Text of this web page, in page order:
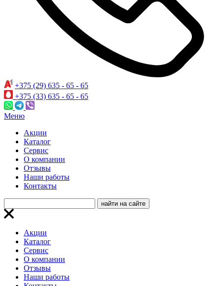
+375 (29) 635 - 65 - 65
+375 (33) 635 - 65 - 65
Меню
Акции
Каталог
Сервис
О компании
Отзывы
Наши работы
Контакты
Акции
Каталог
Сервис
О компании
Отзывы
Наши работы